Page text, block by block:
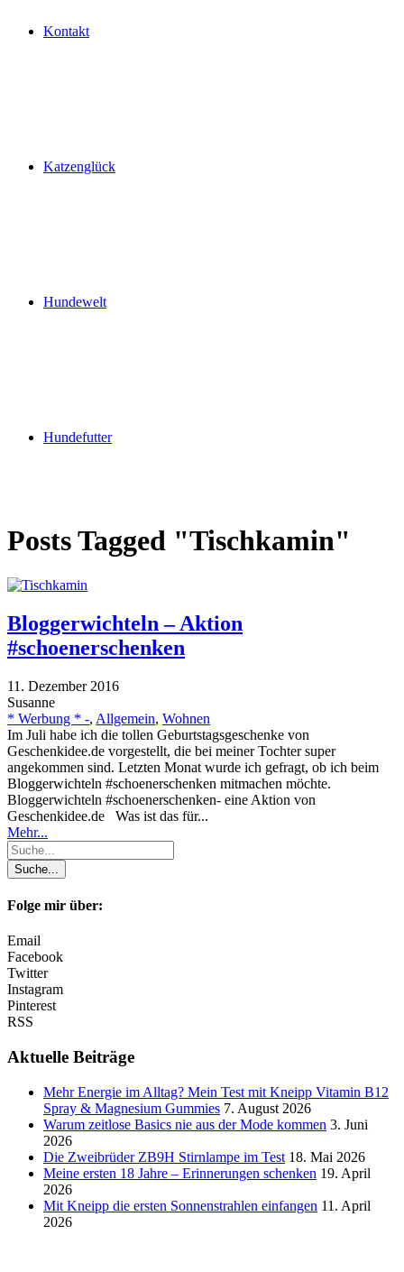
Kontakt
Katzenglück
Hundewelt
Hundefutter
Posts Tagged "Tischkamin"
Bloggerwichteln – Aktion
#schoenerschenken
11. Dezember 2016
Susanne
* Werbung * -, Allgemein, Wohnen
Im Juli habe ich die tollen Geburtstagsgeschenke von
Geschenkidee.de vorgestellt, die bei meiner Tochter super
angekommen sind. Letzten Monat wurde ich gefragt, ob ich beim
Bloggerwichteln #schoenerschenken mitmachen möchte.
Bloggerwichteln #schoenerschenken- eine Aktion von
Geschenkidee.de Was ist das für...
Mehr...
Folge mir über:
Email
Facebook
Twitter
Instagram
Pinterest
RSS
Aktuelle Beiträge
Mehr Energie im Alltag? Mein Test mit Kneipp Vitamin B12
Spray & Magnesium Gummies 7. August 2026
Warum zeitlose Basics nie aus der Mode kommen 3. Juni
2026
Die Zweibrüder ZB9H Stirnlampe im Test 18. Mai 2026
Meine ersten 18 Jahre – Erinnerungen schenken 19. April
2026
Mit Kneipp die ersten Sonnenstrahlen einfangen 11. April
2026